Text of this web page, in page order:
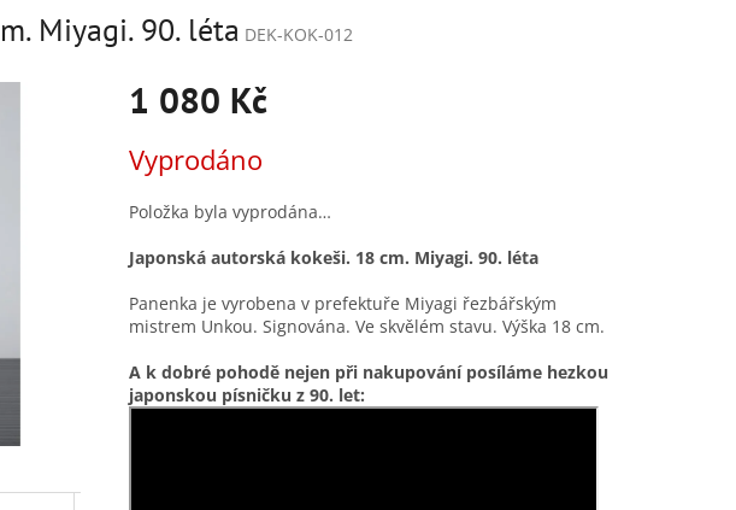
Miyagi. 90. léta DEK-KOK-012
1 080 Kč
cena:
Vyprodáno
Položka byla vyprodána…
Japonská autorská kokeši. 18 cm. Miyagi. 90. léta
Panenka je vyrobena v prefektuře Miyagi řezbářským
mistrem Unkou. Signována. Ve skvělém stavu. Výška 18 cm.
A k dobré pohodě nejen při nakupování posíláme hezkou
japonskou písničku z 90. let: